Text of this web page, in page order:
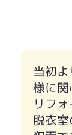
当初
様に関
リフ
脱衣
ていても